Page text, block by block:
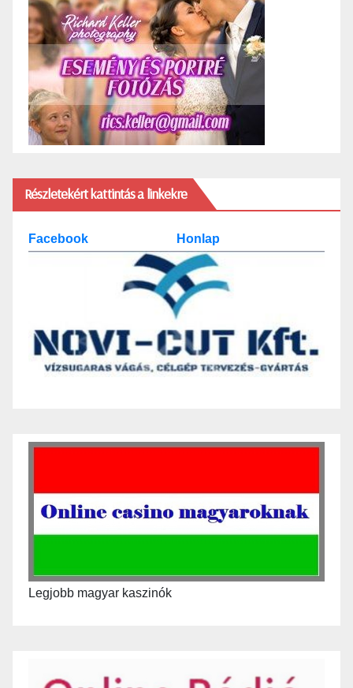
Részletekért kattintás a linkekre
Facebook Honlap
Legjobb magyar kaszinók